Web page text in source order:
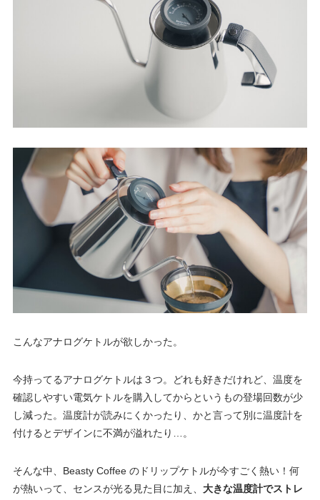
こんなアナログケトルが欲しかった。
今持ってるアナログケトルは３つ。どれも好きだけれど、温度を
確認しやすい電気ケトルを購入してからというもの登場回数が少
し減った。温度計が読みにくかったり、かと言って別に温度計を
付けるとデザインに不満が溢れたり…。
そんな中、Beasty Coffee のドリップケトルが今すごく熱い！何
が熱いって、センスが光る見た目に加え、 大きな温度計でストレ